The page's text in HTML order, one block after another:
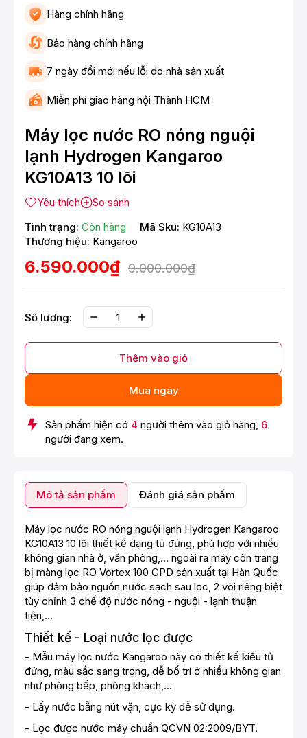
Hàng chính hãng
Bảo hàng chính hãng
7 ngày đổi mới nếu lỗi do nhà sản xuất
Miễn phí giao hàng nội Thành HCM
Máy lọc nước RO nóng nguội
lạnh Hydrogen Kangaroo
KG10A13 10 lõi
Yêu thích
So sánh
Tình trạng: Còn hàng Mã Sku: KG10A13
Thương hiệu: Kangaroo
6.590.000₫ 9.000.000₫
Số lượng:
Thêm vào giỏ
Mua ngay
Sản phẩm hiện có 4 người thêm vào giỏ hàng, 6
người đang xem.
Mô tả sản phẩm Đánh giá sản phẩm
Máy lọc nước RO nóng nguội lạnh Hydrogen Kangaroo
KG10A13 10 lõi thiết kế dạng tủ đứng, phù hợp với nhiều
không gian nhà ở, văn phòng,... ngoài ra máy còn trang
bị màng lọc RO Vortex 100 GPD sản xuất tại Hàn Quốc
giúp đảm bảo nguồn nước sạch sau lọc, 2 vòi riêng biệt
tùy chỉnh 3 chế độ nước nóng - nguội - lạnh thuận
tiện,...
Thiết kế - Loại nước lọc được
- Mẫu máy lọc nước Kangaroo này có thiết kế kiểu tủ
đứng, màu sắc sang trọng, dễ bố trí ở nhiều không gian
như phòng bếp, phòng khách,...
- Lấy nước bằng nút vặn, cực kỳ dễ sử dụng.
- Lọc được nước máy chuẩn QCVN 02:2009/BYT.